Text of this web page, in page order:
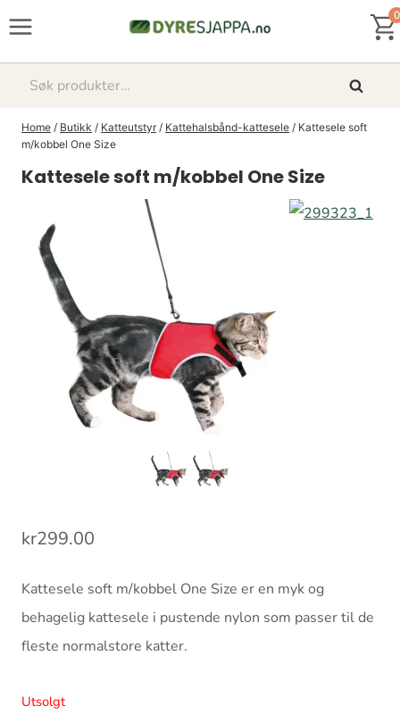
0
Søk
Søk
Home / Butikk / Katteutstyr / Kattehalsbånd-kattesele / Kattesele soft
m/kobbel One Size
Kattesele soft m/kobbel One Size
kr299.00
Kattesele soft m/kobbel One Size er en myk og
behagelig kattesele i pustende nylon som passer til de
fleste normalstore katter.
Utsolgt